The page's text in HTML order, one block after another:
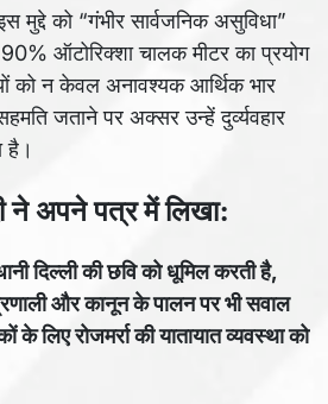
मुद्दे को “गंभीर सार्वजनिक असुविधा”
ऑटोरिक्शा चालक मीटर का प्रयोग
को न केवल अनावश्यक आर्थिक भार
जताने पर अक्सर उन्हें दुर्व्यवहार
है।
ने अपने पत्र में लिखा:
दिल्ली की छवि को धूमिल करती है,
और कानून के पालन पर भी सवाल
के लिए रोजमर्रा की यातायात व्यवस्था को